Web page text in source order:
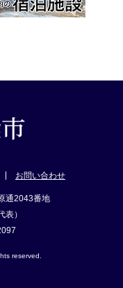
お問い合わせ
通2043番地
）
reserved.